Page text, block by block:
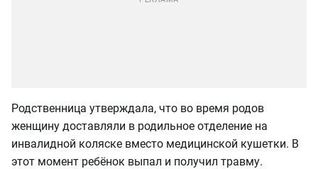
Родственница утверждала, что во время родов
женщину доставляли в родильное отделение на
инвалидной коляске вместо медицинской кушетки. В
этот момент ребёнок выпал и получил травму.